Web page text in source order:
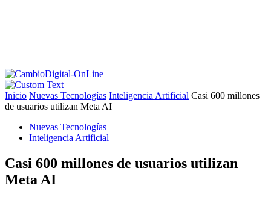
Inicio Nuevas Tecnologías Inteligencia Artificial Casi 600 millones
de usuarios utilizan Meta AI
Nuevas Tecnologías
Inteligencia Artificial
Casi 600 millones de usuarios utilizan
Meta AI